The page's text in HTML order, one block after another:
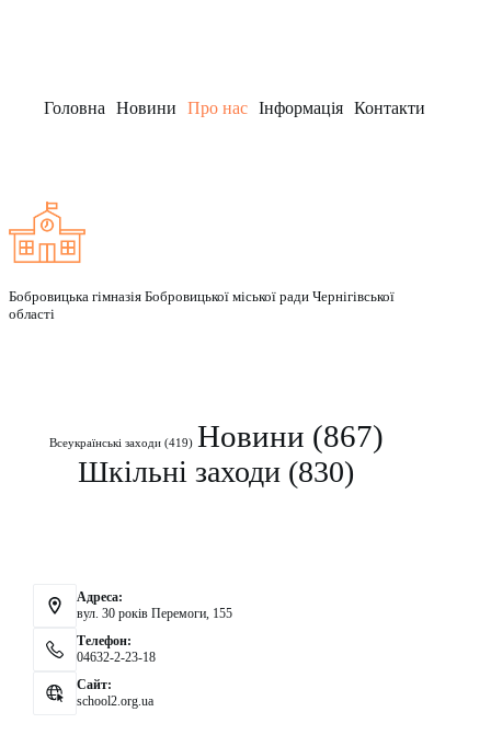
Головна Новини Про нас Інформація Контакти
Бобровицька гімназія Бобровицької міської ради Чернігівської
області
Всеукраїнські заходи(419) Новини (867)
Шкільні заходи (830)
Адреса:
вул. 30 років Перемоги, 155
Телефон:
04632-2-23-18
Сайт:
school2.org.ua